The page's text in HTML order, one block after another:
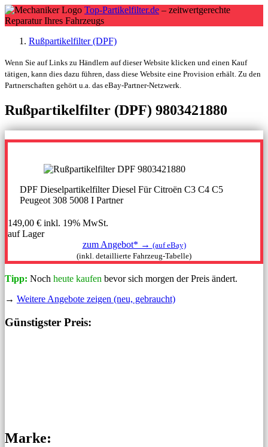
Top-Partikelfilter.de – zeitwertgerechte
Reparatur Ihres Fahrzeugs
Rußpartikelfilter (DPF)
Wenn Sie auf Links zu Händlern auf dieser Website klicken und einen Kauf
tätigen, kann dies dazu führen, dass diese Website eine Provision erhält. Zu den
Partnerschaften gehört u.a. das eBay-Partner-Netzwerk.
Rußpartikelfilter (DPF) 9803421880
DPF Dieselpartikelfilter Diesel Für Citroën C3 C4 C5
Peugeot 308 5008 I Partner
149,00 € inkl. 19% MwSt.
auf Lager
zum Angebot* → (auf eBay)
(inkl. detaillierte Fahrzeug-Tabelle)
Tipp: Noch heute kaufen bevor sich morgen der Preis ändert.
→ Weitere Angebote zeigen (neu, gebraucht)
Günstigster Preis:
Marke: